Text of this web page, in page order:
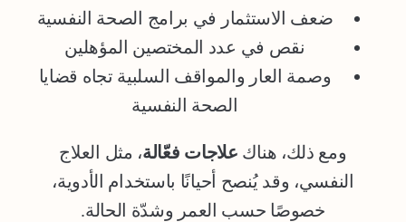
ضعف الاستثمار في برامج الصحة النفسية
نقص في عدد المختصين المؤهلين
وصمة العار والمواقف السلبية تجاه قضايا
الصحة النفسية
ومع ذلك، هناك علاجات فعّالة، مثل العلاج
النفسي، وقد يُنصح أحيانًا باستخدام الأدوية،
خصوصًا حسب العمر وشدّة الحالة.